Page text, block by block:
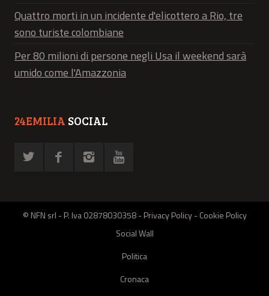
Quattro morti in un incidente d'elicottero a Rio, tre
sono turiste colombiane
Per 80 milioni di persone negli Usa il weekend sarà
umido come l'Amazzonia
24EMILIA SOCIAL
© NFN srl - P. Iva 02878030358 -Privacy Policy-Cookie Policy
Social Wall
Politica
Cronaca